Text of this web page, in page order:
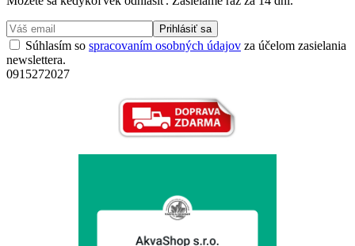
Prihlásiť sa
Súhlasím so spracovaním osobných údajov za účelom zasielania
newslettera.
0915272027